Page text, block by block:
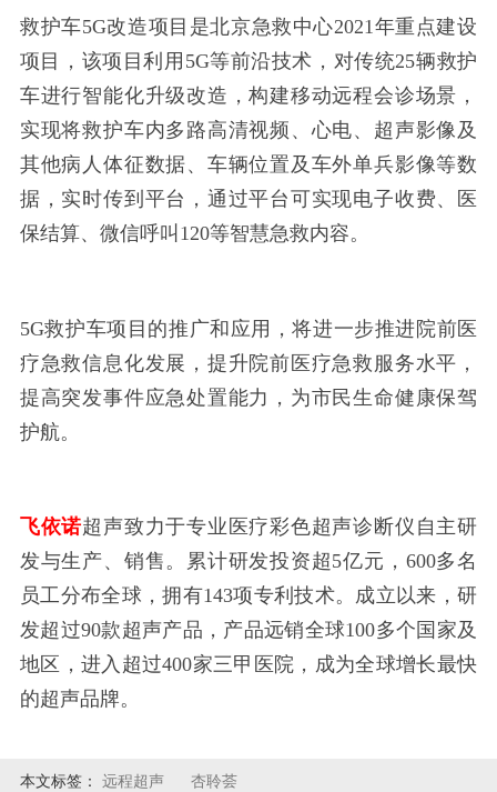
救护车5G改造项目是北京急救中心2021年重点建设
项目，该项目利用5G等前沿技术，对传统25辆救护
车进行智能化升级改造，构建移动远程会诊场景，
实现将救护车内多路高清视频、心电、超声影像及
其他病人体征数据、车辆位置及车外单兵影像等数
据，实时传到平台，通过平台可实现电子收费、医
保结算、微信呼叫120等智慧急救内容。
5G救护车项目的推广和应用，将进一步推进院前医
疗急救信息化发展，提升院前医疗急救服务水平，
提高突发事件应急处置能力，为市民生命健康保驾
护航。
飞依诺超声致力于专业医疗彩色超声诊断仪自主研
发与生产、销售。累计研发投资超5亿元，600多名
员工分布全球，拥有143项专利技术。成立以来，研
发超过90款超声产品，产品远销全球100多个国家及
地区，进入超过400家三甲医院，成为全球增长最快
的超声品牌。
本文标签： 远程超声 杏聆荟